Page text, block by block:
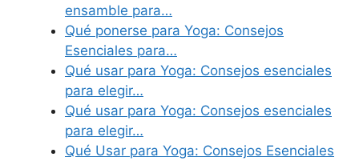
ensamble para…
Qué ponerse para Yoga: Consejos
Esenciales para…
Qué usar para Yoga: Consejos esenciales
para elegir…
Qué usar para Yoga: Consejos esenciales
para elegir…
Qué Usar para Yoga: Consejos Esenciales